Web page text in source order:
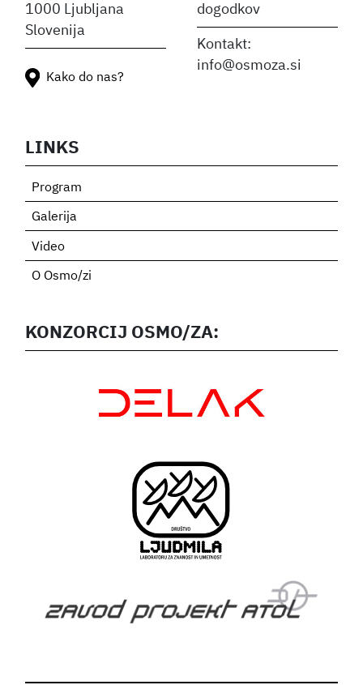
1000 Ljubljana
Slovenija
dogodkov
Kontakt:
info@osmoza.si
LINKS
Program
Galerija
Video
O Osmo/zi
KONZORCIJ OSMO/ZA:
Kako do nas?